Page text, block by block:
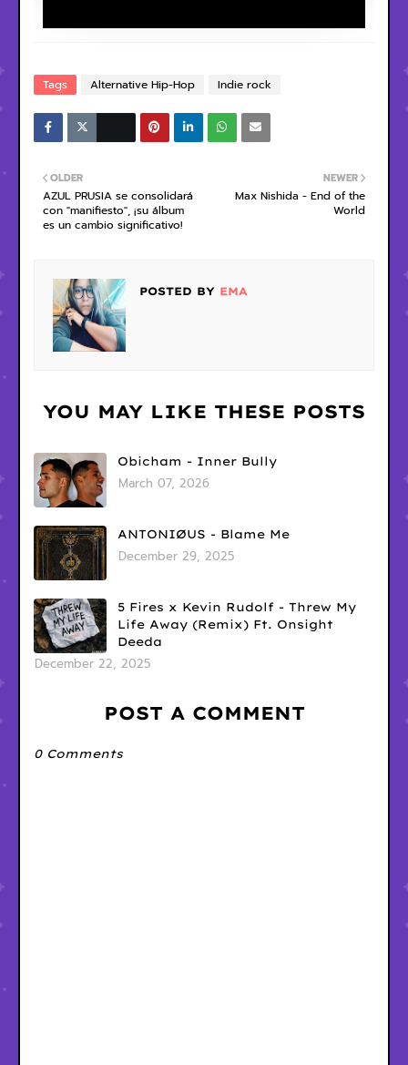
Tags Alternative Hip-Hop Indie rock
NEWER
Max Nishida - End of the
World
OLDER
AZUL PRUSIA se consolidará
con "manifiesto", ¡su álbum
es un cambio significativo!
POSTED BY EMA
YOU MAY LIKE THESE POSTS
Obicham - Inner Bully
March 07, 2026
ANTONIØUS - Blame Me
December 29, 2025
5 Fires x Kevin Rudolf - Threw My
Life Away (Remix) Ft. Onsight
Deeda
December 22, 2025
POST A COMMENT
0 Comments